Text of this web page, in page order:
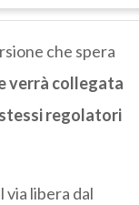
che spera
verrà collegata
regolatori
via libera dal